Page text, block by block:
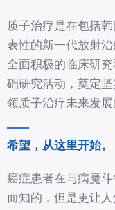
质子治疗是在包括
表性的新一代放射
全面积极的临床研
础研究活动，奠定
领质子治疗未来发展
希望，从这里开始。
癌症患者在与病魔
而知的，但是更让